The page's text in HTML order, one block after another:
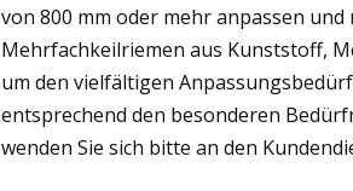
von 800 mm oder mehr anpassen
Mehrfachkeilriemen aus Kunststoff,
um den vielfältigen
entsprechend den besonderen
wenden Sie sich bitte an den